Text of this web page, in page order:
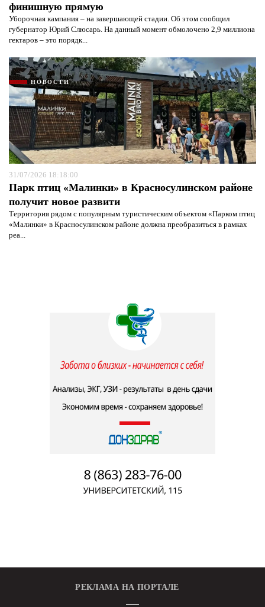
финишную прямую
Уборочная кампания – на завершающей стадии. Об этом сообщил
губернатор Юрий Слюсарь. На данный момент обмолочено 2,9 миллиона
гектаров – это порядк...
НОВОСТИ
31/07/2026 18:18:00
Парк птиц «Малинки» в Красносулинском районе
получит новое развити
Территория рядом с популярным туристическим объектом «Парком птиц
«Малинки» в Красносулинском районе должна преобразиться в рамках
реа...
РЕКЛАМА НА ПОРТАЛЕ